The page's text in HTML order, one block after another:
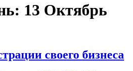
13 Октябрь
своего бизнеса